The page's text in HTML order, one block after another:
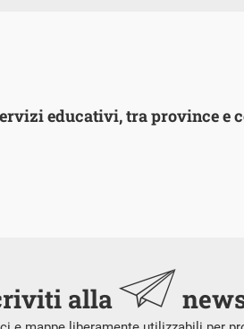
educativi, tra province e
alla